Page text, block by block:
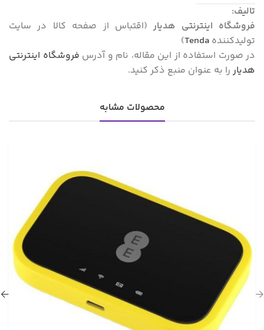
تالیف:
فروشگاه اینترنتی هدیار(اقتباس از صفحه کالا در سایت
تولیدکننده Tenda
)
در صورت استفاده از این مقاله، نام و آدرس فروشگاه اینترنتی
هدیار را به عنوان منبع ذکر کنید.
محصولات مشابه